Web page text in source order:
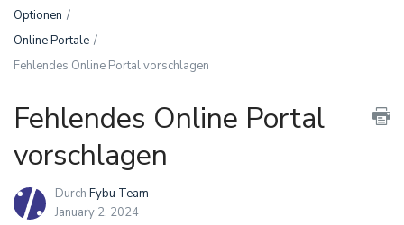
Optionen
Online Portale
Fehlendes Online Portal vorschlagen
Fehlendes Online Portal
vorschlagen
Durch Fybu Team
January 2, 2024